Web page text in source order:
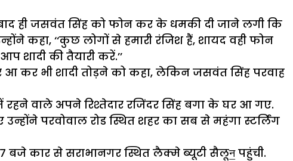
ही जसवंत सिंह को फोन कर के धमकी दी जाने लगी कि
कहा, ‘‘कुछ लोगों से हमारी रंजिश हैं, शायद वही फोन
की तैयारी करें.’’
भी शादी तोड़ने को कहा, लेकिन जसवंत सिंह परवाह
वाले अपने रिश्तेदार रजिंदर सिंह बगा के घर आ गए.
परवोवाल रोड स्थित शहर का सब से महंगा स्टर्लिंग
बजे कार से सराभानगर स्थित लैक्मे ब्यूटी सैलून॒ पहुंची.